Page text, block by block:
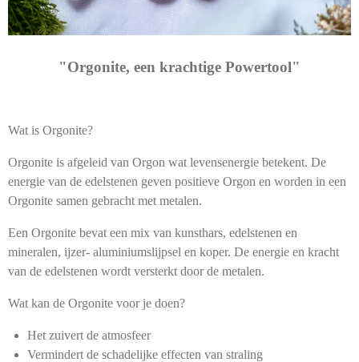
"Orgonite, een krachtige Powertool"
Wat is Orgonite?
Orgonite is afgeleid van Orgon wat levensenergie betekent. De
energie van de edelstenen geven positieve Orgon en worden in een
Orgonite samen gebracht met metalen.
Een Orgonite bevat een mix van kunsthars, edelstenen en
mineralen, ijzer- aluminiumslijpsel en koper. De energie en kracht
van de edelstenen wordt versterkt door de metalen.
Wat kan de Orgonite voor je doen?
Het zuivert de atmosfeer
Vermindert de schadelijke effecten van straling